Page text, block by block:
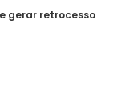
gerar retrocesso